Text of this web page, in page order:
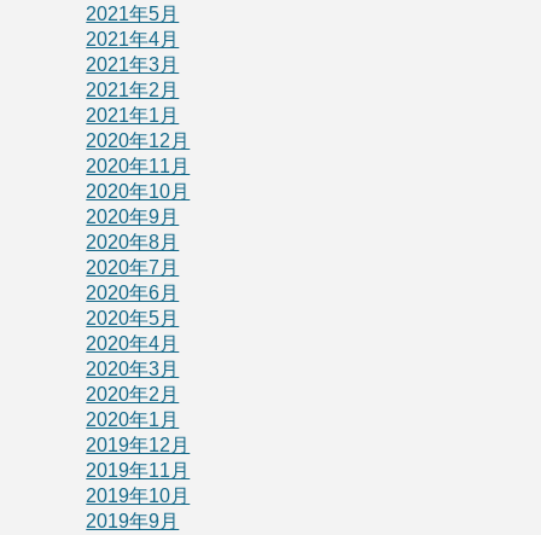
2021年5月
2021年4月
2021年3月
2021年2月
2021年1月
2020年12月
2020年11月
2020年10月
2020年9月
2020年8月
2020年7月
2020年6月
2020年5月
2020年4月
2020年3月
2020年2月
2020年1月
2019年12月
2019年11月
2019年10月
2019年9月